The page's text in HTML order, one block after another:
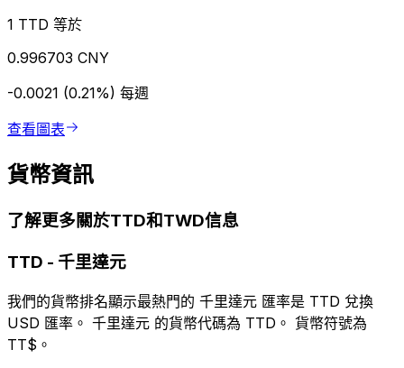
1 TTD 等於
0.996703 CNY
-0.0021 (0.21%) 每週
查看圖表
貨幣資訊
了解更多關於TTD和TWD信息
TTD - 千里達元
我們的貨幣排名顯示最熱門的 千里達元 匯率是 TTD 兌換
USD 匯率。 千里達元 的貨幣代碼為 TTD。 貨幣符號為
TT$。